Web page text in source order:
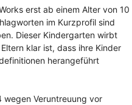
erst ab einem Alter von 10
im Kurzprofil sind
Dieser Kindergarten wirbt
klar ist, dass ihre Kinder
herangeführt
wegen Veruntreuung vor